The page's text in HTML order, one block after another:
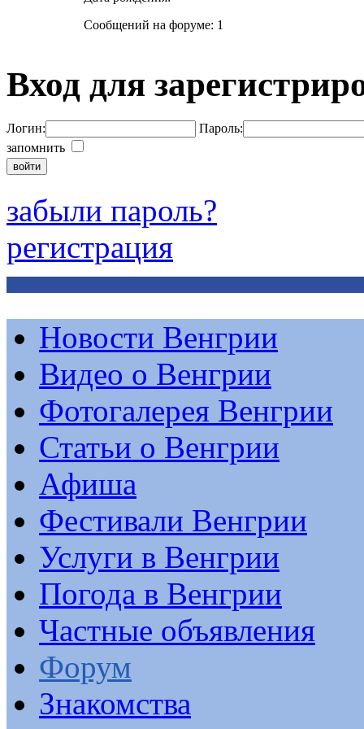
Сообщений на форуме: 1
Вход для
Логин:
Пароль:
запомнить
забыли пароль?
регистрация
Новости Венгрии
Видео о Венгрии
Фотогалерея Венгрии
Статьи о Венгрии
Афиша
Фестивали Венгрии
Услуги в Венгрии
Погода в Венгрии
Частные объявления
Форум
Знакомства